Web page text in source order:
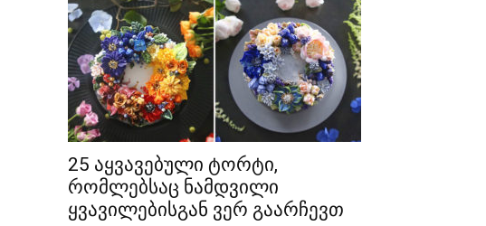
25 აყვავებული ტორტი,
რომლებსაც ნამდვილი
ყვავილებისგან ვერ გაარჩევთ